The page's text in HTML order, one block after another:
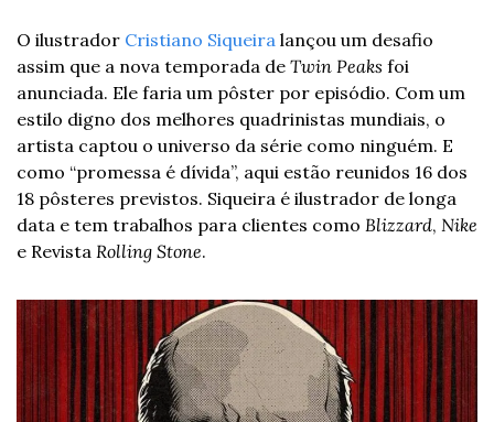
O ilustrador Cristiano Siqueira lançou um desafio
assim que a nova temporada de Twin Peaks foi
anunciada. Ele faria um pôster por episódio. Com um
estilo digno dos melhores quadrinistas mundiais, o
artista captou o universo da série como ninguém. E
como “promessa é dívida”, aqui estão reunidos 16 dos
18 pôsteres previstos. Siqueira é ilustrador de longa
data e tem trabalhos para clientes como Blizzard, Nike
e Revista Rolling Stone.